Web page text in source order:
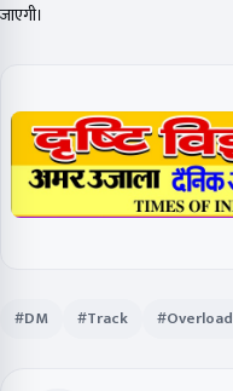
जाएगी।
#DM #Track #Overload